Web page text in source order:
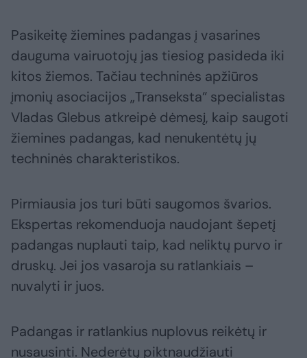
Pasikeitę žiemines padangas į vasarines
dauguma vairuotojų jas tiesiog pasideda iki
kitos žiemos. Tačiau techninės apžiūros
įmonių asociacijos „Transeksta“ specialistas
Vladas Glebus atkreipė dėmesį, kaip saugoti
žiemines padangas, kad nenukentėtų jų
techninės charakteristikos.
Pirmiausia jos turi būti saugomos švarios.
Ekspertas rekomenduoja naudojant šepetį
padangas nuplauti taip, kad neliktų purvo ir
druskų. Jei jos vasaroja su ratlankiais –
nuvalyti ir juos.
Padangas ir ratlankius nuplovus reikėtų ir
nusausinti. Nederėtų piktnaudžiauti